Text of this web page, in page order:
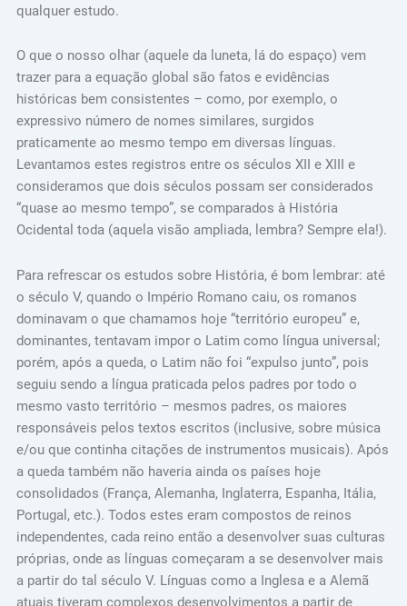
qualquer estudo.
O que o nosso olhar (aquele da luneta, lá do espaço) vem
trazer para a equação global são fatos e evidências
históricas bem consistentes – como, por exemplo, o
expressivo número de nomes similares, surgidos
praticamente ao mesmo tempo em diversas línguas.
Levantamos estes registros entre os séculos XII e XIII e
consideramos que dois séculos possam ser considerados
“quase ao mesmo tempo”, se comparados à História
Ocidental toda (aquela visão ampliada, lembra? Sempre ela!).
Para refrescar os estudos sobre História, é bom lembrar: até
o século V, quando o Império Romano caiu, os romanos
dominavam o que chamamos hoje “território europeu” e,
dominantes, tentavam impor o Latim como língua universal;
porém, após a queda, o Latim não foi “expulso junto”, pois
seguiu sendo a língua praticada pelos padres por todo o
mesmo vasto território – mesmos padres, os maiores
responsáveis pelos textos escritos (inclusive, sobre música
e/ou que continha citações de instrumentos musicais). Após
a queda também não haveria ainda os países hoje
consolidados (França, Alemanha, Inglaterra, Espanha, Itália,
Portugal, etc.). Todos estes eram compostos de reinos
independentes, cada reino então a desenvolver suas culturas
próprias, onde as línguas começaram a se desenvolver mais
a partir do tal século V. Línguas como a Inglesa e a Alemã
atuais tiveram complexos desenvolvimentos a partir de